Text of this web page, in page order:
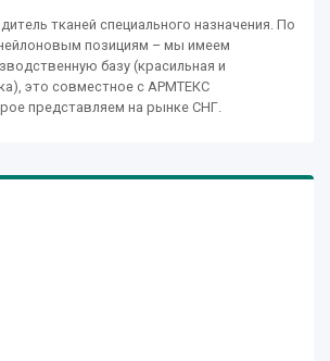
тканей специального назначения. По
позициям – мы имеем
базу (красильная и
это совместное с АРМТЕКС
представляем на рынке СНГ.